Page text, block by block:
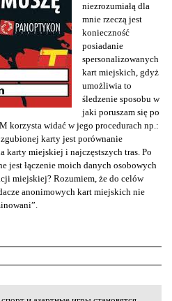
niezrozumiałą dla
mnie rzeczą jest
konieczność
posiadanie
spersonalizowanych
kart miejskich, gdyż
umożliwia to
śledzenie sposobu w
jaki poruszam się po
korzysta widać w jego procedurach np.:
karty jest porównanie
karty miejskiej i najczęstszych tras. Po
jest łączenie moich danych osobowych
miejskiej? Rozumiem, że do celów
anonimowych kart miejskich nie